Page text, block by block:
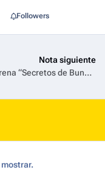
Followers
Nota siguiente
A&E estrena “Secretos de Bunny Ranch”: un viaje al lado oscuro del famoso burdel